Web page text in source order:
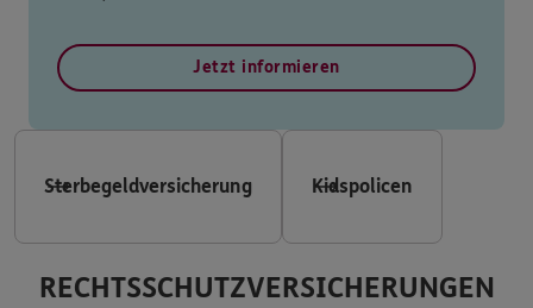
Jetzt informieren
Sterbegeldversicherung Kidspolicen
RECHTSSCHUTZVERSICHERUNGEN